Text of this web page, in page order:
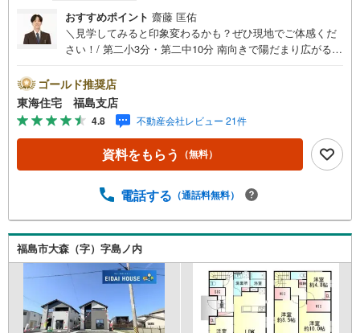
おすすめポイント 齋藤 匡佑
＼見学してみると印象変わるかも？ぜひ現地でご体感くだ
さい！/ 第二小3分・第二中10分 南向きで陽だまり広がる、
列3台駐車可！前面道路も広く駐車も楽ちん 福島で30年の
地域密着不動産会社です！福島県出身スタッフが中心で、
地元を熟知した暮らし目線のご提案が強み。Google口コミ
でも 4.7の高評価をいただいています！実際のお客様の声
も、ぜひ参考になさってください。＼住宅ローンのご相談
は無料です！/「通るかな…？」と不安な段階でも大丈夫で
営業はいたしません。ライフプランシミュレーションも無
様連れも大歓迎です！店内にはキッズスペースをご用意し
ております。おむつ替えやミルクのお湯なども対応可能で
す。泣いてしまっても大丈夫ですので、安心してご来店く
ださいね。ご相談だけでも大歓迎です！迷っている今だか
らこそ、ぜひ一度お話ししてみませんか？
ゴールド推奨店
東海住宅 福島支店
4.8 不動産会社レビュー 21件
資料をもらう （無料）
電話する （通話料無料）
福島市大森（字）字島ノ内